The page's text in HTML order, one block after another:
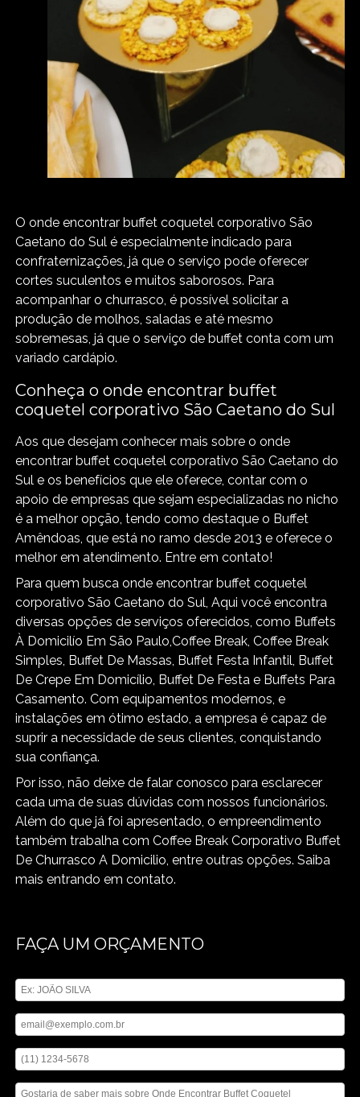
O onde encontrar buffet coquetel corporativo São
Caetano do Sul é especialmente indicado para
confraternizações, já que o serviço pode oferecer
cortes suculentos e muitos saborosos. Para
acompanhar o churrasco, é possível solicitar a
produção de molhos, saladas e até mesmo
sobremesas, já que o serviço de buffet conta com um
variado cardápio.
Conheça o onde encontrar buffet
coquetel corporativo São Caetano do Sul
Aos que desejam conhecer mais sobre o onde
encontrar buffet coquetel corporativo São Caetano do
Sul e os benefícios que ele oferece, contar com o
apoio de empresas que sejam especializadas no nicho
é a melhor opção, tendo como destaque o Buffet
Amêndoas, que está no ramo desde 2013 e oferece o
melhor em atendimento. Entre em contato!
Para quem busca onde encontrar buffet coquetel
corporativo São Caetano do Sul, Aqui você encontra
diversas opções de serviços oferecidos, como Buffets
À Domicilío Em São Paulo,Coffee Break, Coffee Break
Simples, Buffet De Massas, Buffet Festa Infantil, Buffet
De Crepe Em Domicílio, Buffet De Festa e Buffets Para
Casamento. Com equipamentos modernos, e
instalações em ótimo estado, a empresa é capaz de
suprir a necessidade de seus clientes, conquistando
sua confiança.
Por isso, não deixe de falar conosco para esclarecer
cada uma de suas dúvidas com nossos funcionários.
Além do que já foi apresentado, o empreendimento
também trabalha com Coffee Break Corporativo Buffet
De Churrasco A Domicilio, entre outras opções. Saiba
mais entrando em contato.
FAÇA UM ORÇAMENTO